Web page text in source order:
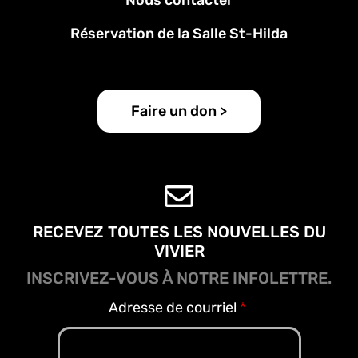
Réservation de la Salle St-Hilda
Faire un don >
RECEVEZ TOUTES LES NOUVELLES DU
VIVIER
INSCRIVEZ-VOUS À NOTRE INFOLETTRE.
Adresse de courriel